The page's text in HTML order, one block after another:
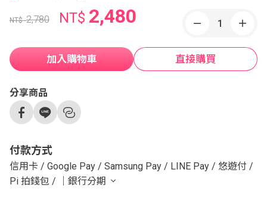
NT$2,780 NT$ 2,480
加入購物車 直接購買
分享商品
付款方式
信用卡 / Google Pay / Samsung Pay / LINE Pay / 悠遊付 /
Pi 拍錢包 / ｜銀行分期